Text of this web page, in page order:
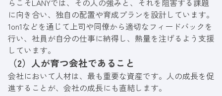
らこそLANYでは、その人の強みと、それを阻害する課題
に向き合い、独自の配置や育成プランを設計しています。
1on1などを通じて上司や同僚から適切なフィードバックを
行い、社員が自分の仕事に納得し、熱量を注げるよう支援
しています。
（2）人が育つ会社であること
会社において人材は、最も重要な資産です。人の成長を促
進することが、会社の成長にも直結します。